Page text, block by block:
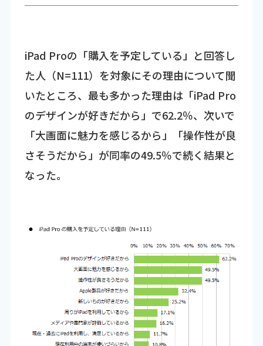
iPad Proの「購入を予定している」と回答し
た人（N=111）を対象にその理由について聞
いたところ、最も多かった理由は「iPad Pro
のデザインが好きだから」で62.2％、次いで
「大画面に魅力を感じるから」「操作性が良
さそうだから」が同率の49.5％で続く結果と
なった。